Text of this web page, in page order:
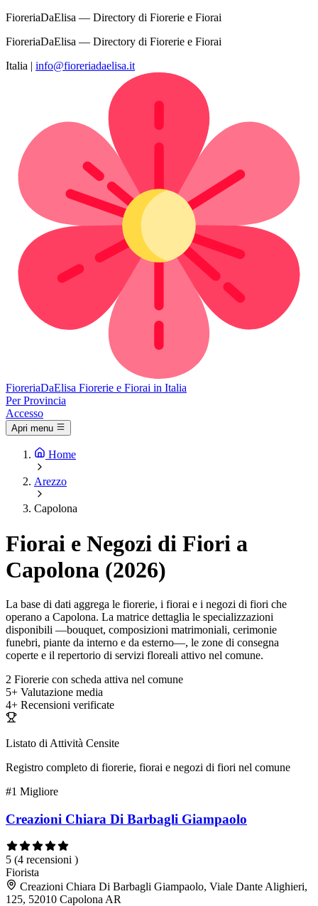
FioreriaDaElisa — Directory di Fiorerie e Fiorai
FioreriaDaElisa — Directory di Fiorerie e Fiorai
Italia | info@fioreriadaelisa.it
FioreriaDaElisa Fiorerie e Fiorai in Italia
Per Provincia
Accesso
Apri menu
Home
Arezzo
Capolona
Fiorai e Negozi di Fiori a
Capolona (2026)
La base di dati aggrega le fiorerie, i fiorai e i negozi di fiori che
operano a Capolona. La matrice dettaglia le specializzazioni
disponibili —bouquet, composizioni matrimoniali, cerimonie
funebri, piante da interno e da esterno—, le zone di consegna
coperte e il repertorio di servizi floreali attivo nel comune.
2 Fiorerie con scheda attiva nel comune
5+ Valutazione media
4+ Recensioni verificate
Listato di Attività Censite
Registro completo di fiorerie, fiorai e negozi di fiori nel comune
#1 Migliore
Creazioni Chiara Di Barbagli Giampaolo
5 (4 recensioni )
Fiorista
Creazioni Chiara Di Barbagli Giampaolo, Viale Dante Alighieri,
125, 52010 Capolona AR